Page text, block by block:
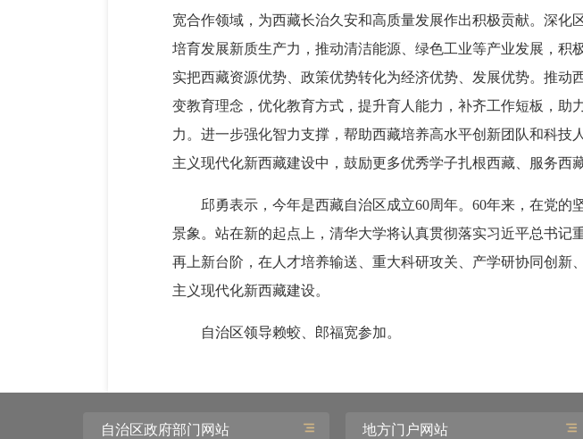
宽合作领域，为西藏长治久安和高质量发展作出积极贡献。深化
培育发展新质生产力，推动清洁能源、绿色工业等产业发展，
实把西藏资源优势、政策优势转化为经济优势、发展优势。推
变教育理念，优化教育方式，提升育人能力，补齐工作短板，
力。进一步强化智力支撑，帮助西藏培养高水平创新团队和科
主义现代化新西藏建设中，鼓励更多优秀学子扎根西藏、服务西
邱勇表示，今年是西藏自治区成立60周年。60年来，在党
景象。站在新的起点上，清华大学将认真贯彻落实习近平总书
再上新台阶，在人才培养输送、重大科研攻关、产学研协同创
主义现代化新西藏建设。
自治区领导赖蛟、郎福宽参加。
自治区政府部门网站 地方门户网站